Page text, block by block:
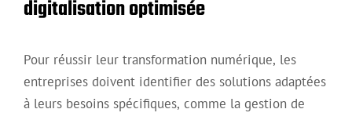
digitalisation optimisée
Pour réussir leur transformation numérique, les
entreprises doivent identifier des solutions adaptées
à leurs besoins spécifiques, comme la gestion de